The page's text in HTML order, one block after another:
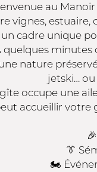
au
vignes,
un cadre unique
quelques minutes
nature
jetski…
occupe une
accueillir votre
👔
🏍️